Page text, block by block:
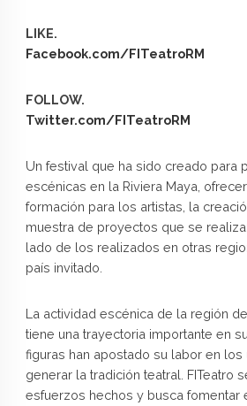
LIKE.
Facebook.com/FITeatroRM
FOLLOW.
Twitter.com/FITeatroRM
Un festival que ha sido creado para
escénicas en la Riviera Maya,
formación para los artistas, la
muestra de proyectos que se
lado de los realizados en otras
país invitado.
La actividad escénica de la región
tiene una trayectoria importante en
figuras han apostado su labor en los
generar la tradición teatral. FITeatro
esfuerzos hechos y busca fomentar